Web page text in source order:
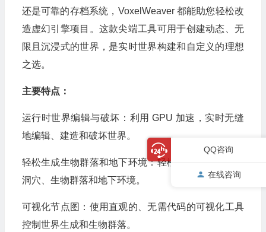
还是可靠的存档系统，VoxelWeaver 都能助您轻松改
造虚幻引擎项目。这款尖端工具可用于创建动态、无
限且沉浸式的世界，是实时世界构建和自定义的理想
之选。
主要特点：
运行时世界编辑与破坏：利用 GPU 加速，实时无缝
地编辑、建造和破坏世​​界。
轻松生成生物群落和地下环境：轻松生成令人惊叹的
洞穴、生物群落和地下环境。
可视化节点图：使用直观的、无需代码的可视化工具
控制世界生成和生物群落。
QQ咨询
在线咨询